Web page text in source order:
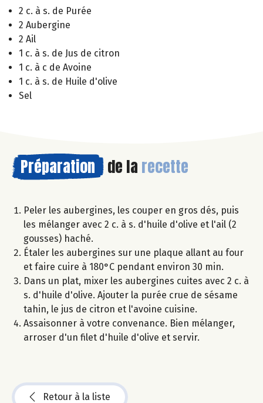
2 c. à s. de Purée
2 Aubergine
2 Ail
1 c. à s. de Jus de citron
1 c. à c de Avoine
1 c. à s. de Huile d'olive
Sel
Préparation de la recette
Peler les aubergines, les couper en gros dés, puis
les mélanger avec 2 c. à s. d'huile d'olive et l'ail (2
gousses) haché.
Étaler les aubergines sur une plaque allant au four
et faire cuire à 180°C pendant environ 30 min.
Dans un plat, mixer les aubergines cuites avec 2 c. à
s. d'huile d'olive. Ajouter la purée crue de sésame
tahin, le jus de citron et l'avoine cuisine.
Assaisonner à votre convenance. Bien mélanger,
arroser d'un filet d'huile d'olive et servir.
Retour à la liste